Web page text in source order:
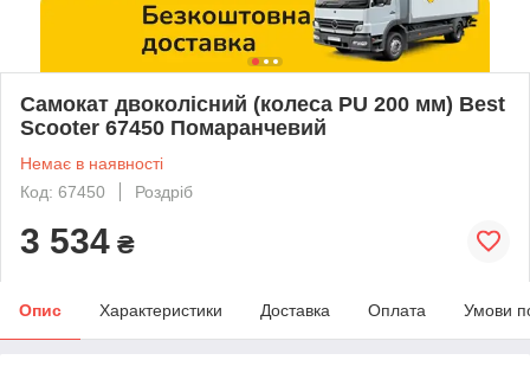
Самокат двоколісний (колеса PU 200 мм) Best
Scooter 67450 Помаранчевий
Немає в наявності
Код: 67450
Роздріб
3 534 ₴
Опис Характеристики Доставка Оплата Умови